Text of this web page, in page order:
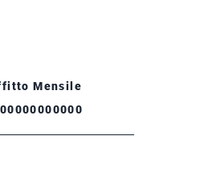
Mensile